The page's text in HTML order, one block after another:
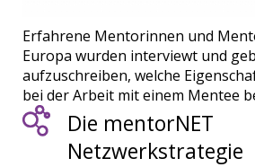
Erfahrene Mentorinnen und
Europa wurden interviewt und
aufzuschreiben, welche
bei der Arbeit mit einem Mentee
Die mentorNET
Netzwerkstrategie